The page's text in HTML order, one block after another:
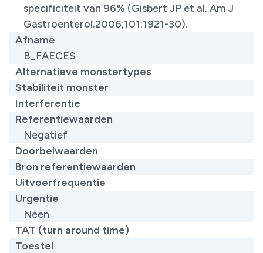
specificiteit van 96% (Gisbert JP et al. Am J
Gastroenterol.2006;101:1921-30).
Afname
B_FAECES
Alternatieve monstertypes
Stabiliteit monster
Interferentie
Referentiewaarden
​Negatief
Doorbelwaarden
Bron referentiewaarden
Uitvoerfrequentie
Urgentie
Neen
TAT (turn around time)
Toestel